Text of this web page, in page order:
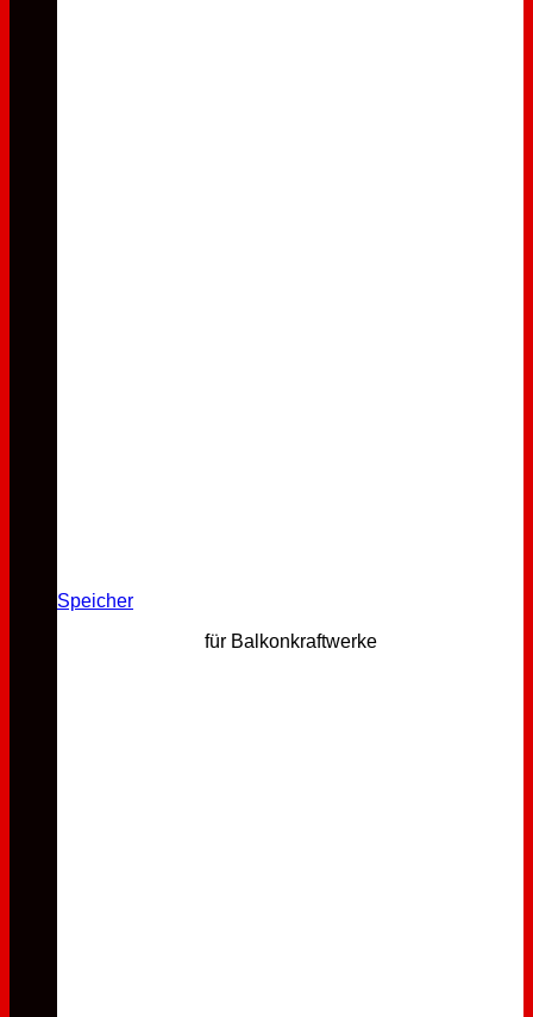
Speicher
für Balkonkraftwerke